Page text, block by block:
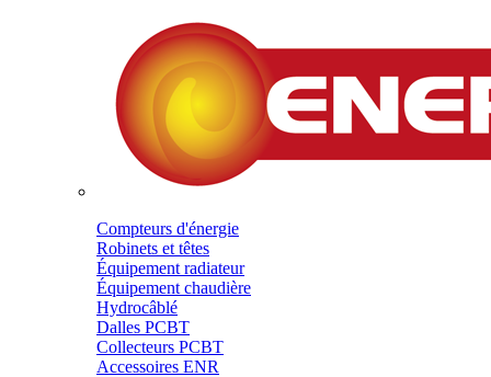
Compteurs d'énergie
Robinets et têtes
Équipement radiateur
Équipement chaudière
Hydrocâblé
Dalles PCBT
Collecteurs PCBT
Accessoires ENR